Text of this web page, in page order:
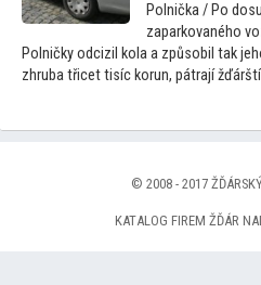
Polnička / Po
zaparkovaného
Polničky odcizil kola a způsobil tak
zhruba třicet tisíc korun, pátrají
© 2008 - 2017
KATALOG FIREM ŽĎÁR